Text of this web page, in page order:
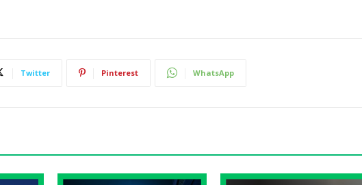
Twitter Pinterest WhatsApp